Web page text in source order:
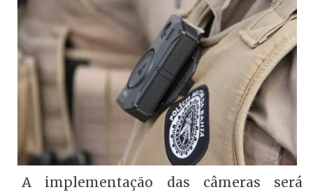
A implementação das câmeras será